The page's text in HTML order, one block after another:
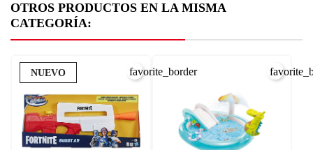
OTROS PRODUCTOS EN LA MISMA
CATEGORÍA:
NUEVO favorite_border